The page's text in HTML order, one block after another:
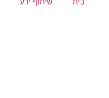
בית שיתוף ידע